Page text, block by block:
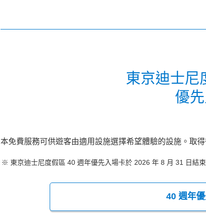
東京迪士尼
優
本免費服務可供遊客由適用設施選擇希望體驗的設施。取
東京迪士尼度假區 40 週年優先入場卡於 2026 年 8 月 31 日結束
40 週年